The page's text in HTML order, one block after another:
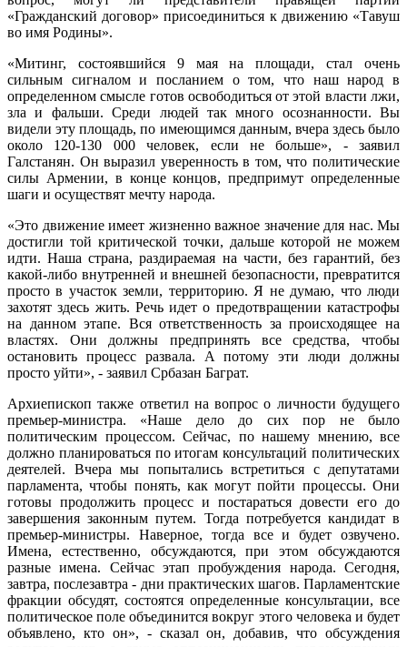
«Гражданский договор» присоединиться к движению «Тавуш
во имя Родины».
«Митинг, состоявшийся 9 мая на площади, стал очень
сильным сигналом и посланием о том, что наш народ в
определенном смысле готов освободиться от этой власти лжи,
зла и фальши. Среди людей так много осознанности. Вы
видели эту площадь, по имеющимся данным, вчера здесь было
около 120-130 000 человек, если не больше», - заявил
Галстанян. Он выразил уверенность в том, что политические
силы Армении, в конце концов, предпримут определенные
шаги и осуществят мечту народа.
«Это движение имеет жизненно важное значение для нас. Мы
достигли той критической точки, дальше которой не можем
идти. Наша страна, раздираемая на части, без гарантий, без
какой-либо внутренней и внешней безопасности, превратится
просто в участок земли, территорию. Я не думаю, что люди
захотят здесь жить. Речь идет о предотвращении катастрофы
на данном этапе. Вся ответственность за происходящее на
властях. Они должны предпринять все средства, чтобы
остановить процесс развала. А потому эти люди должны
просто уйти», - заявил Србазан Баграт.
Архиепископ также ответил на вопрос о личности будущего
премьер-министра. «Наше дело до сих пор не было
политическим процессом. Сейчас, по нашему мнению, все
должно планироваться по итогам консультаций политических
деятелей. Вчера мы попытались встретиться с депутатами
парламента, чтобы понять, как могут пойти процессы. Они
готовы продолжить процесс и постараться довести его до
завершения законным путем. Тогда потребуется кандидат в
премьер-министры. Наверное, тогда все и будет озвучено.
Имена, естественно, обсуждаются, при этом обсуждаются
разные имена. Сейчас этап пробуждения народа. Сегодня,
завтра, послезавтра - дни практических шагов. Парламентские
фракции обсудят, состоятся определенные консультации, все
политическое поле объединится вокруг этого человека и будет
объявлено, кто он», - сказал он, добавив, что обсуждения